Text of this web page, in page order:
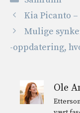
Kia Picanto
Mulige
-oppdatering,
Ole